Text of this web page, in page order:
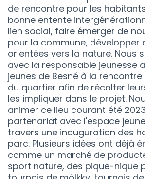
de rencontre pour les
bonne entente
lien social, faire émerger de
pour la commune, développer
orientées vers la nature. Nous
avec la responsable jeunesse
jeunes de Besné à la
du quartier afin de récolter
les impliquer dans le projet.
animer ce lieu courant été
partenariat avec l'espace
travers une inauguration des
parc. Plusieurs idées ont déjà
comme un marché de
sport nature, des pique-nique